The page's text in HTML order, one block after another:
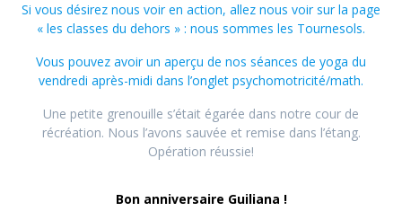
Si vous désirez nous voir en action, allez nous voir sur la page
« les classes du dehors » : nous sommes les Tournesols.
Vous pouvez avoir un aperçu de nos séances de yoga du
vendredi après-midi dans l’onglet psychomotricité/math.
Une petite grenouille s’était égarée dans notre cour de
récréation. Nous l’avons sauvée et remise dans l’étang.
Opération réussie!
Bon anniversaire Guiliana !